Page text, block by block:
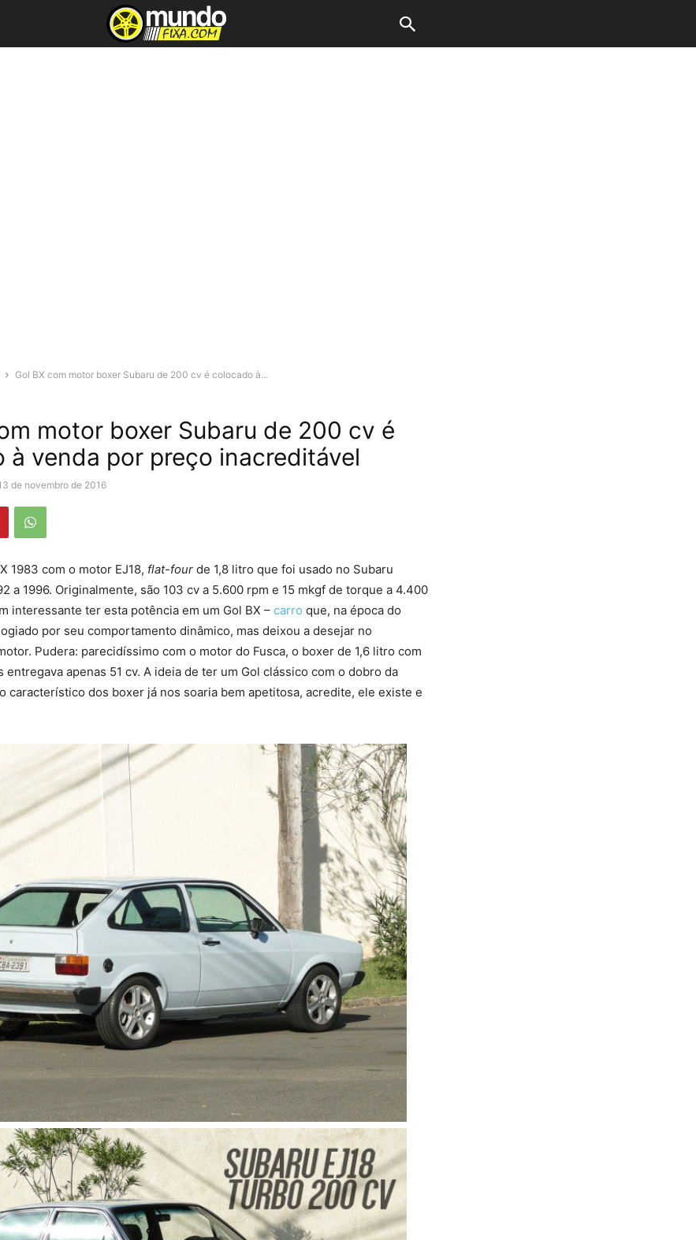
Gol BX com motor boxer Subaru de 200 cv é colocado à...
motor boxer Subaru de 200 cv é
à venda por preço inacreditável
de novembro de 2016
1983 com o motor EJ18, flat-four de 1,8 litro que foi usado no Subaru
a 1996. Originalmente, são 103 cv a 5.600 rpm e 15 mkgf de torque a 4.400
interessante ter esta potência em um Gol BX – carro que, na época do
por seu comportamento dinâmico, mas deixou a desejar no
Pudera: parecidíssimo com o motor do Fusca, o boxer de 1,6 litro com
entregava apenas 51 cv. A ideia de ter um Gol clássico com o dobro da
característico dos boxer já nos soaria bem apetitosa, acredite, ele existe e